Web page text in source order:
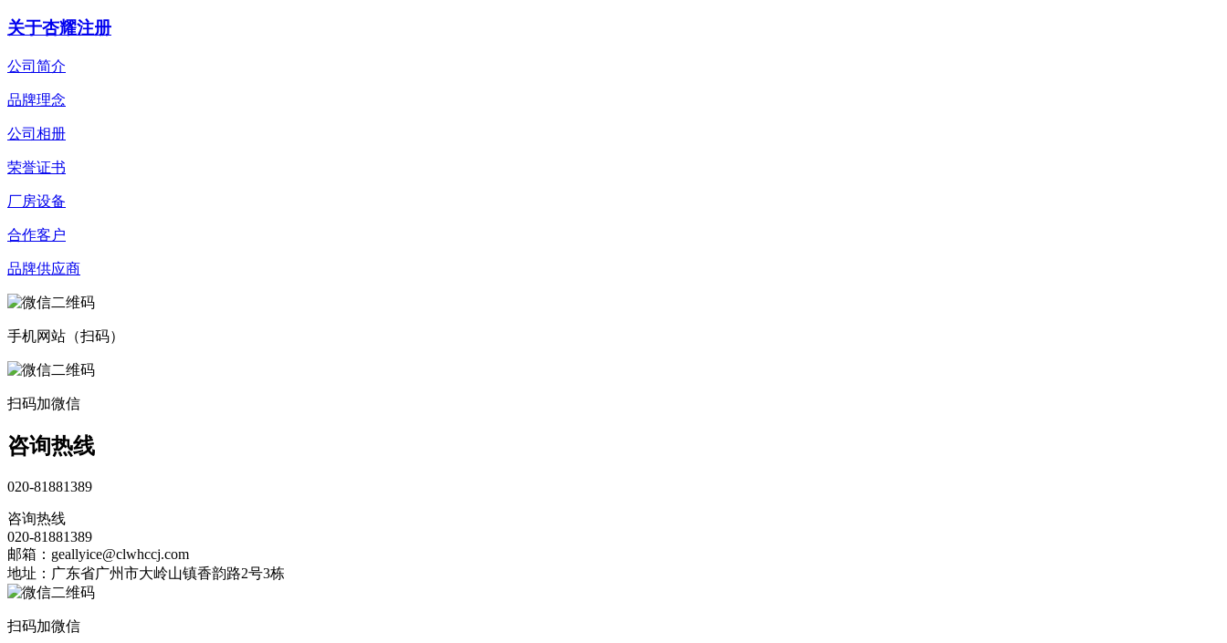
关于杏耀注册
公司简介
品牌理念
公司相册
荣誉证书
厂房设备
合作客户
品牌供应商
手机网站（扫码）
扫码加微信
咨询热线
020-81881389
咨询热线
020-81881389
邮箱：geallyice@clwhccj.com
地址：广东省广州市大岭山镇香韵路2号3栋
扫码加微信